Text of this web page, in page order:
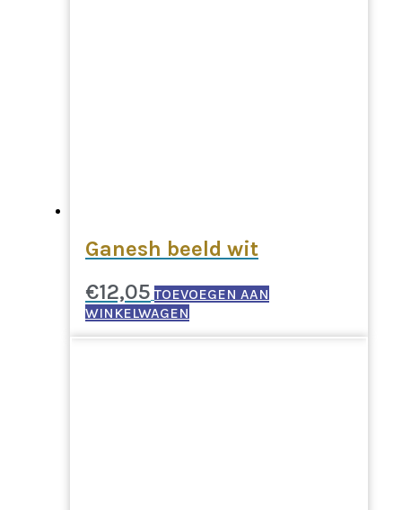
Ganesh beeld wit
€12,05 TOEVOEGEN AAN
WINKELWAGEN